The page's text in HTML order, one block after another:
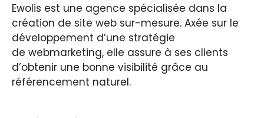
Ewolis est une agence spécialisée dans la
création de site web sur-mesure. Axée sur le
développement d’une stratégie
de webmarketing, elle assure à ses clients
d’obtenir une bonne visibilité grâce au
référencement naturel.